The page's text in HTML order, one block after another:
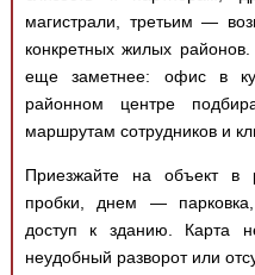
магистрали, третьим —
конкретных жилых
еще заметнее: офис в
районном центре
маршрутам сотрудников и
Приезжайте на объект в
пробки, днем —
доступ к зданию. Карта
неудобный разворот или